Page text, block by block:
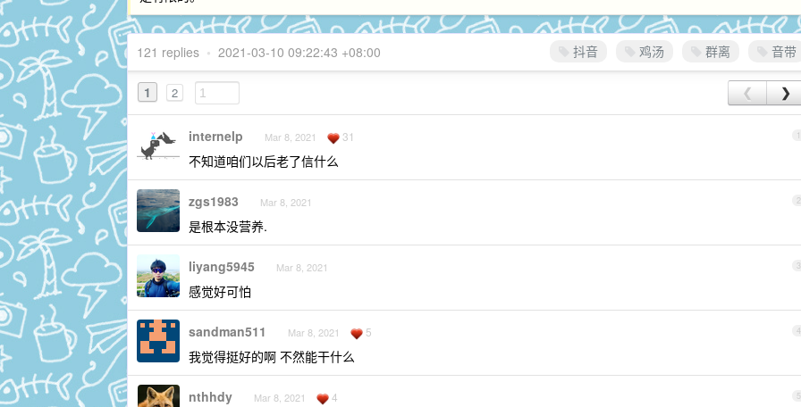
抖音 鸡汤 群离 音带
121 replies • 2021-03-10 09:22:43 +08:00
1 2 ❮ ❯
1
internelp Mar 8, 2021 31
不知道咱们以后老了信什么
2
zgs1983 Mar 8, 2021
是根本没营养.
3
liyang5945 Mar 8, 2021
感觉好可怕
4
sandman511 Mar 8, 2021 5
我觉得挺好的啊 不然能干什么
5
nthhdy Mar 8, 2021 4